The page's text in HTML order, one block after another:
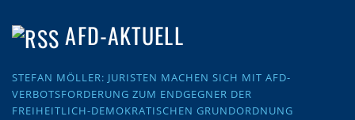
AFD-AKTUELL
STEFAN MÖLLER: JURISTEN MACHEN SICH MIT AFD-
VERBOTSFORDERUNG ZUM ENDGEGNER DER
FREIHEITLICH-DEMOKRATISCHEN GRUNDORDNUNG